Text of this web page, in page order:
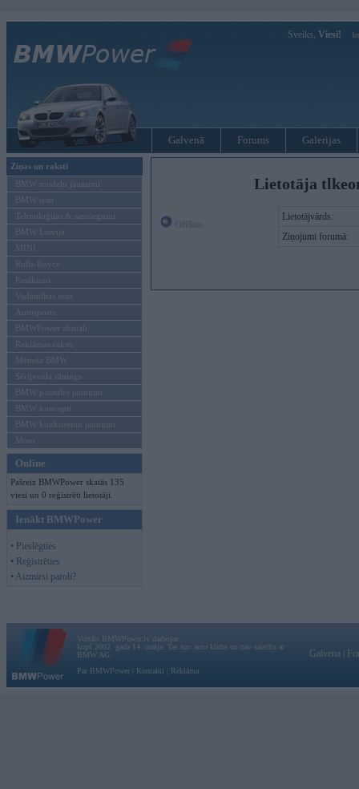
Sveiks, Viesi!
Galvenā Forums Galerijas
Ziņas un raksti
BMW modeļu jaunumi
BMW testi
Tehnoloģijas & sasniegumi
BMW Latvijā
MINI
Rolls-Royce
Pasākumi
Vadāmības tests
Autosports
BMWPower aktuāli
Reklāmas raksti
Mēneša BMW
Sērijveida tūnings
BMW pasaules jaunumi
BMW koncepti
BMW konkurentu jaunumi
Moto
Online
Pašreiz BMWPower skatās 135
viesi un 0 reģistrēti lietotāji.
Ienākt BMWPower
• Pieslēgties
• Reģistrēties
• Aizmirsi paroli?
Lietotāja
Lietotājvārds:
Ziņojumi forumā:
Vortāls BMWPower.lv darbojas
kopš 2002. gada 14. maija. Tas nav auto klubs un nav saistīts ar
BMW AG.
Par BMWPower
Kontakti Reklāma
Galvena